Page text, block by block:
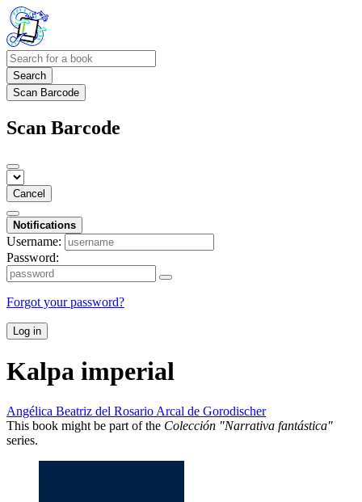
Search
Scan Barcode
Scan Barcode
Cancel
Notifications
Username:
Password:
Forgot your password?
Log in
Kalpa imperial
Angélica Beatriz del Rosario Arcal de Gorodischer
This book might be part of the Colección "Narrativa fantástica"
series.